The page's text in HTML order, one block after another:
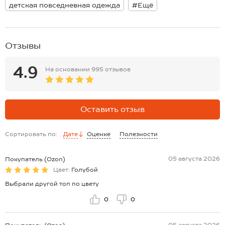
детская повседневная одежда
#Ещё
Отзывы
4.9 На основании 995 отзывов
Оставить отзыв
Сортировать по: Дате Оценке Полезности
Покупатель (Ozon)
05 августа 2026
Цвет: Голубой
Выбрали другой топ по цвету
0 0